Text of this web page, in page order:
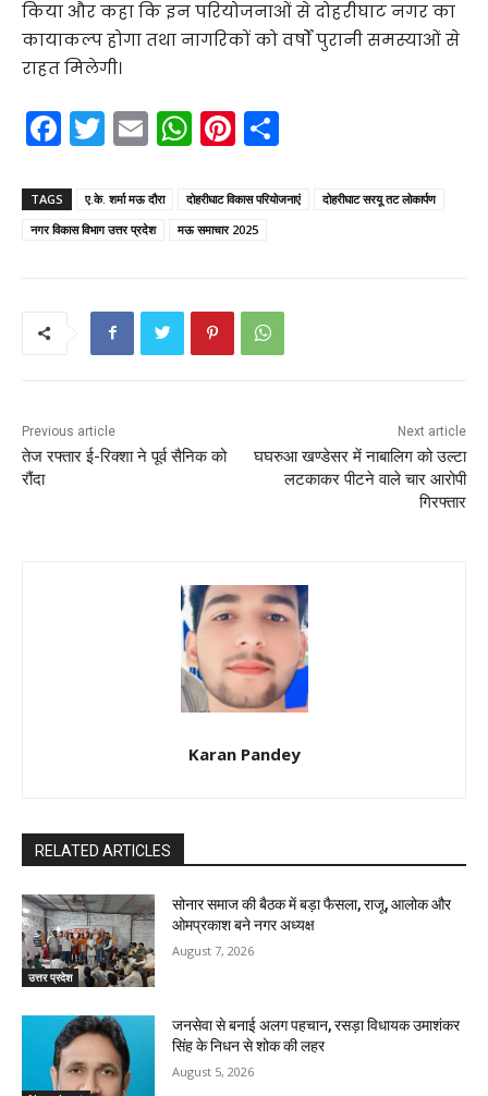
किया और कहा कि इन परियोजनाओं से दोहरीघाट नगर का
कायाकल्प होगा तथा नागरिकों को वर्षों पुरानी समस्याओं से
राहत मिलेगी।
F
a
c
e
T
w
itt
er
E
m
ai
l
W
h
a
ts
p
p
Pi
nt
er
e
ar
TAGS ए.के. शर्मा मऊ दौरा दोहरीघाट विकास परियोजनाएं
दोहरीघाट सरयू तट लोकार्पण
नगर विकास विभाग उत्तर प्रदेश
मऊ समाचार 2025
Previous article
तेज रफ्तार ई-रिक्शा ने पूर्व सैनिक को
रौंदा
Next article
घघरुआ खण्डेसर में नाबालिग को उल्टा
लटकाकर पीटने वाले चार आरोपी
गिरफ्तार
Karan Pandey
RELATED ARTICLES
उत्तर प्रदेश
सोनार समाज की बैठक में बड़ा फैसला, राजू, आलोक और
ओमप्रकाश बने नगर अध्यक्ष
August 7, 2026
जनसेवा से बनाई अलग पहचान, रसड़ा विधायक उमाशंकर
सिंह के निधन से शोक की लहर
August 5, 2026